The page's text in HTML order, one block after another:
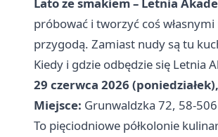
Lato ze smakiem – Letnia
próbować i tworzyć coś
przygodą. Zamiast nudy są tu
Kiedy i gdzie odbędzie się Letnia
29 czerwca 2026
Miejsce: Grunwaldzka 72, 58-
To pięciodniowe półkolonie